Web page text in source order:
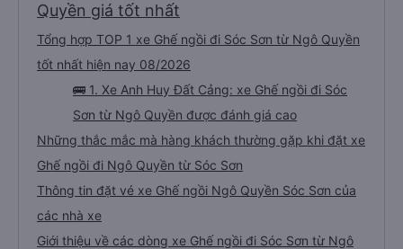
Quyền giá tốt nhất
Tổng hợp TOP 1 xe Ghế ngồi đi Sóc Sơn từ Ngô Quyền
tốt nhất hiện nay 08/2026
🚌 1. Xe Anh Huy Đất Cảng: xe Ghế ngồi đi Sóc
Sơn từ Ngô Quyền được đánh giá cao
Những thắc mắc mà hàng khách thường gặp khi đặt xe
Ghế ngồi đi Ngô Quyền từ Sóc Sơn
Thông tin đặt vé xe Ghế ngồi Ngô Quyền Sóc Sơn của
các nhà xe
Giới thiệu về các dòng xe Ghế ngồi đi Sóc Sơn từ Ngô